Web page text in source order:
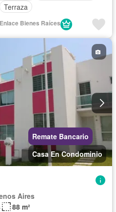
Terraza
Bienes Raíces
Remate Bancario
Casa En Condominio
Aires
88 m²